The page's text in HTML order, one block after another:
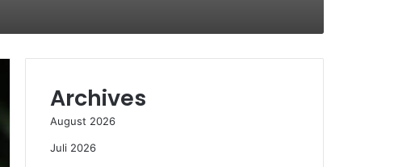
Archives
August 2026
Juli 2026